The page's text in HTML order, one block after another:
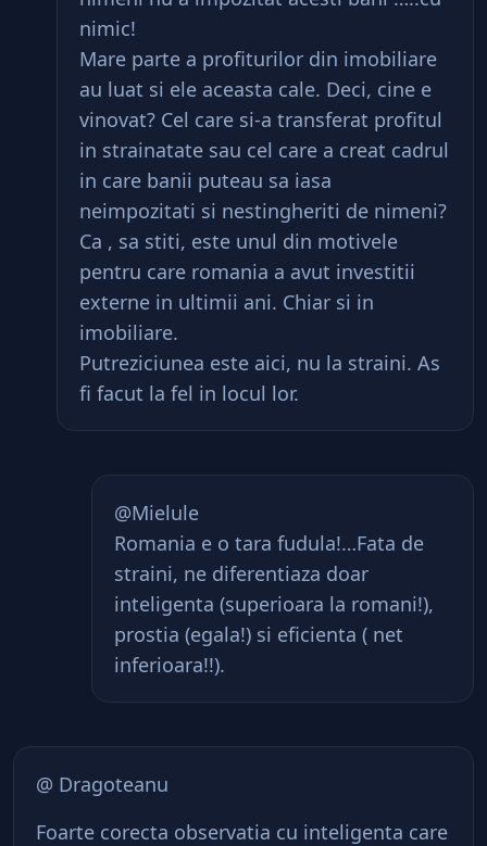
nimic!
Mare parte a profiturilor din imobiliare
au luat si ele aceasta cale. Deci, cine e
vinovat? Cel care si-a transferat profitul
in strainatate sau cel care a creat cadrul
in care banii puteau sa iasa
neimpozitati si nestingheriti de nimeni?
Ca , sa stiti, este unul din motivele
pentru care romania a avut investitii
externe in ultimii ani. Chiar si in
imobiliare.
Putreziciunea este aici, nu la straini. As
fi facut la fel in locul lor.
@Mielule
Romania e o tara fudula!…Fata de
straini, ne diferentiaza doar
inteligenta (superioara la romani!),
prostia (egala!) si eficienta ( net
inferioara!!).
@ Dragoteanu
Foarte corecta observatia cu inteligenta care